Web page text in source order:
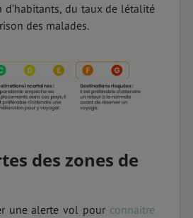
d’habitants, du taux de létalité
des malades.
des zones de
une alerte vol pour connaitre